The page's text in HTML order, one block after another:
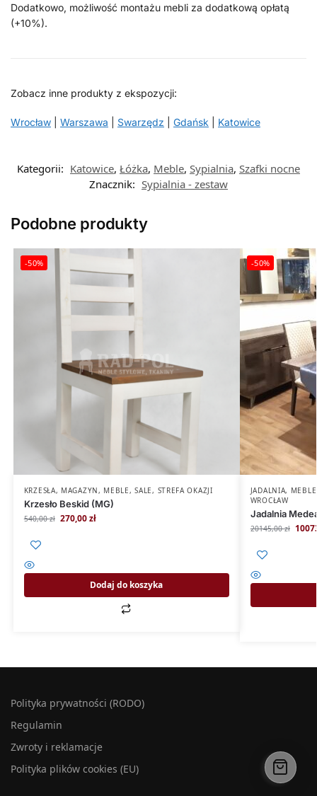
Dodatkowo, możliwość montażu mebli za dodatkową opłatą
(+10%).
Zobacz inne produkty z ekspozycji:
Wrocław Warszawa Swarzędz Gdańsk Katowice
Kategorii: Katowice, Łóżka, Meble, Sypialnia, Szafki nocne
Znacznik: Sypialnia - zestaw
Podobne produkty
-50%
KRZESŁA, MAGAZYN, MEBLE,SALE, STREFA OKAZJI
Krzesło Beskid (MG)
540,00zł 270,00zł
Dodaj do koszyka
-50%
JADALNIA, MEBLE
WROCŁAW
Jadalnia
20145,00zł
Polityka prywatności (RODO)
Regulamin
Zwroty i reklamacje
Polityka plików cookies (EU)